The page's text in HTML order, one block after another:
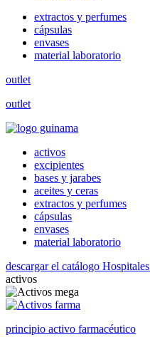
extractos y perfumes
cápsulas
envases
material laboratorio
outlet
outlet
activos
excipientes
bases y jarabes
aceites y ceras
extractos y perfumes
cápsulas
envases
material laboratorio
descargar el catálogo Hospitales
activos
principio activo farmacéutico